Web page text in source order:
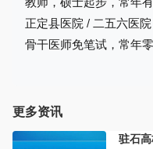
正定县医院 / 二五六医
骨干医师免笔试，常年
更多资讯
驻石